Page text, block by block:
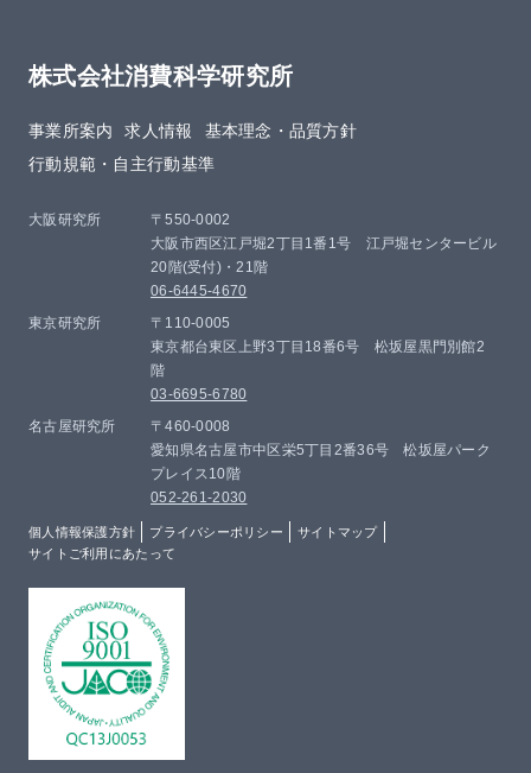
株式会社消費科学研究所
事業所案内 求人情報
基本理念・品質方針​
行動規範・自主行動基準
大阪研究所
〒550-0002
大阪市西区江戸堀2丁目1番1号 江戸堀センタービル
20階(受付)・21階
06-6445-4670
東京研究所
〒110-0005
東京都台東区上野3丁目18番6号 松坂屋黒門別館2
階
03-6695-6780
名古屋研究所
〒460-0008
愛知県名古屋市中区栄5丁目2番36号 松坂屋パーク
プレイス10階
052-261-2030
個人情報保護方針 プライバシーポリシー
サイトマップ
サイトご利用にあたって